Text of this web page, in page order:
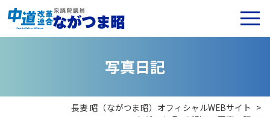
写真日記
長妻 昭（ながつま昭）オフィシャルWEBサイト >